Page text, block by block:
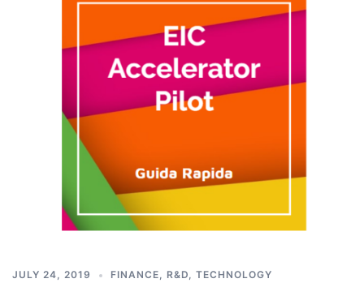
JULY 24, 2019 FINANCE R&D TECHNOLOGY